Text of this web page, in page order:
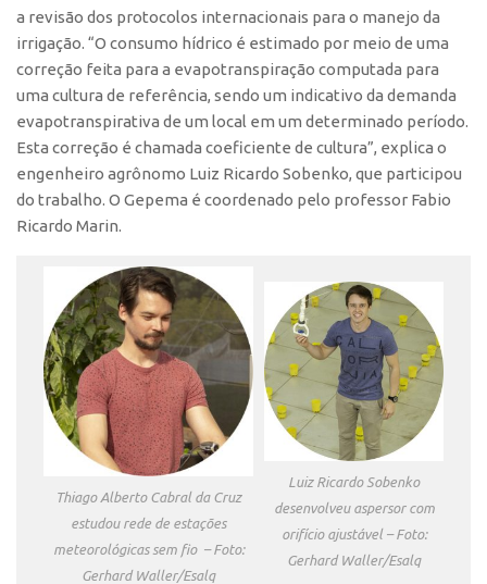
Banco de Patentes
Inteligência Competitiva
Showroom de Tecnologias
Empreendedorismo
Jornada Empreendedora
Bolsa Empreendedorismo
Bolsa Startup USP
Prêmio USP de Empreendedorismo
Entidades
Pesquisa
EMBRAPIIs
CEPIDs
CPEs
a revisão dos protocolos internacionais para o manejo da
irrigação. “O consumo hídrico é estimado por meio de uma
correção feita para a evapotranspiração computada para
uma cultura de referência, sendo um indicativo da demanda
evapotranspirativa de um local em um determinado período.
Esta correção é chamada coeficiente de cultura”, explica o
engenheiro agrônomo Luiz Ricardo Sobenko, que participou
do trabalho. O Gepema é coordenado pelo professor Fabio
Ricardo Marin.
Thiago Alberto Cabral da Cruz
estudou rede de estações
meteorológicas sem fio – Foto:
Gerhard Waller/Esalq
Luiz Ricardo Sobenko
desenvolveu aspersor com
orifício ajustável – Foto:
Gerhard Waller/Esalq